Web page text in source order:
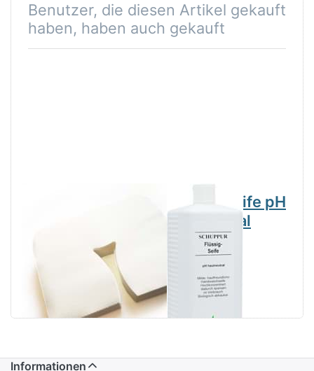
Benutzer, die diesen Artikel gekauft
haben, haben auch gekauft
Flüssig Seife pH
hautneutral
1000ml
Informationen